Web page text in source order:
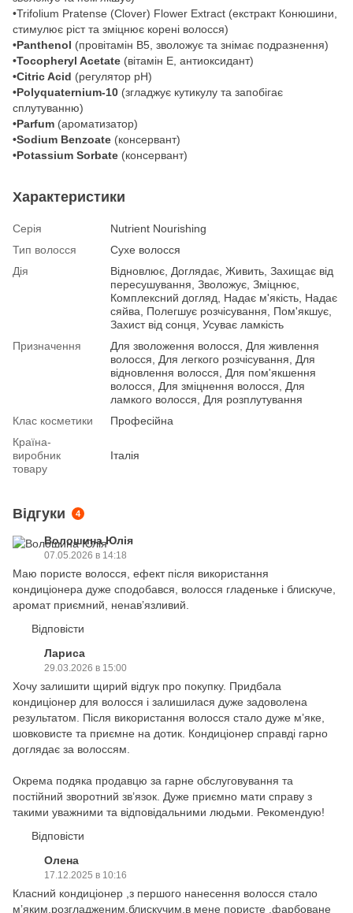
• Trifolium Pratense (Clover) Flower Extract (екстракт Конюшини,
стимулює ріст та зміцнює корені волосся)
• Panthenol (провітамін В5, зволожує та знімає подразнення)
• Tocopheryl Acetate (вітамін E, антиоксидант)
• Citric Acid (регулятор рН)
•Polyquaternium-10 (згладжує кутикулу та запобігає
сплутуванню)
•Parfum (ароматизатор)
•Sodium Benzoate (консервант)
•Potassium Sorbate (консервант)
Характеристики
Серія
Nutrient Nourishing
Тип волосся
Сухе волосся
Дія
Відновлює, Доглядає, Живить, Захищає від
пересушування, Зволожує, Зміцнює,
Комплексний догляд, Надає м'якість, Надає
сяйва, Полегшує розчісування, Пом'якшує,
Захист від сонця, Усуває ламкість
Призначення
Для зволоження волосся, Для живлення
волосся, Для легкого розчісування, Для
відновлення волосся, Для пом'якшення
волосся, Для зміцнення волосся, Для
ламкого волосся, Для розплутування
Клас косметики
Професійна
Країна-
виробник
товару
Італія
Відгуки 4
Волошина Юлія
07.05.2026 в 14:18
Маю пористе волосся, ефект після використання
кондиціонера дуже сподобався, волосся гладеньке і блискуче,
аромат приємний, ненавʼязливий.
Відповісти
Лариса
29.03.2026 в 15:00
Хочу залишити щирий відгук про покупку. Придбала
кондиціонер для волосся і залишилася дуже задоволена
результатом. Після використання волосся стало дуже м’яке,
шовковисте та приємне на дотик. Кондиціонер справді гарно
доглядає за волоссям.
Окрема подяка продавцю за гарне обслуговування та
постійний зворотний зв’язок. Дуже приємно мати справу з
такими уважними та відповідальними людьми. Рекомендую!
Відповісти
Олена
17.12.2025 в 10:16
Класний кондиціонер ,з першого нанесення волосся стало
мʼяким,розгладженим,блискучим,в мене пористе ,фарбоване